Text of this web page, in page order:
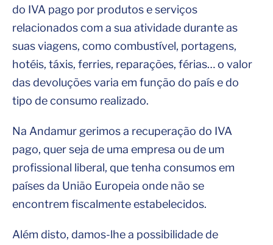
do IVA pago por produtos e serviços
relacionados com a sua atividade durante as
suas viagens, como combustível, portagens,
hotéis, táxis, ferries, reparações, férias… o valor
das devoluções varia em função do país e do
tipo de consumo realizado.
Na Andamur gerimos a recuperação do IVA
pago, quer seja de uma empresa ou de um
profissional liberal, que tenha consumos em
países da União Europeia onde não se
encontrem fiscalmente estabelecidos.
Além disto, damos-lhe a possibilidade de